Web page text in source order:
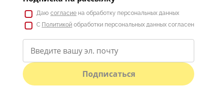
Даю согласие на обработку персональных данных
С Политикой обработки персональных данных согласен
Подписаться